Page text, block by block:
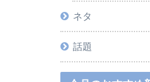
ネタ
話題